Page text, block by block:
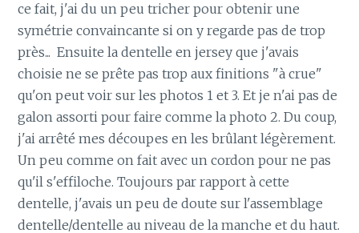
ce fait, j'ai du un peu tricher pour obtenir une
symétrie convaincante si on y regarde pas de trop
près... Ensuite la dentelle en jersey que j'avais
choisie ne se prête pas trop aux finitions "à crue"
qu'on peut voir sur les photos 1 et 3. Et je n'ai pas de
galon assorti pour faire comme la photo 2. Du coup,
j'ai arrêté mes découpes en les brûlant légèrement.
Un peu comme on fait avec un cordon pour ne pas
qu'il s'effiloche. Toujours par rapport à cette
dentelle, j'avais un peu de doute sur l'assemblage
dentelle/dentelle au niveau de la manche et du haut.